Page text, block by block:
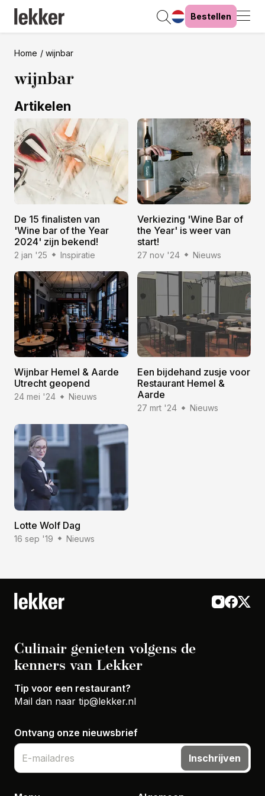
Bestellen
Home wijnbar
wijnbar
Artikelen
De 15 finalisten van
'Wine bar of the Year
2024' zijn bekend!
2 jan '25 Inspiratie
Verkiezing 'Wine Bar of
the Year' is weer van
start!
27 nov '24 Nieuws
Wijnbar Hemel & Aarde
Utrecht geopend
24 mei '24 Nieuws
Een bijdehand zusje voor
Restaurant Hemel &
Aarde
27 mrt '24 Nieuws
Lotte Wolf Dag
16 sep '19 Nieuws
Culinair genieten volgens de
kenners van Lekker
Tip voor een restaurant?
Mail dan naar tip@lekker.nl
Ontvang onze nieuwsbrief
Inschrijven